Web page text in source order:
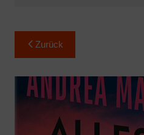
Beitragsnavigation
Zurück